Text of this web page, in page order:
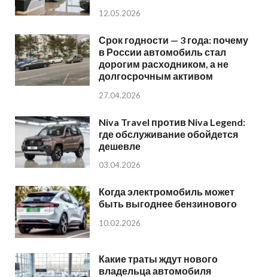
12.05.2026
Срок годности — 3 года: почему
в России автомобиль стал
дорогим расходником, а не
долгосрочным активом
27.04.2026
Niva Travel против Niva Legend:
где обслуживание обойдется
дешевле
03.04.2026
Когда электромобиль может
быть выгоднее бензинового
10.02.2026
Какие траты ждут нового
владельца автомобиля